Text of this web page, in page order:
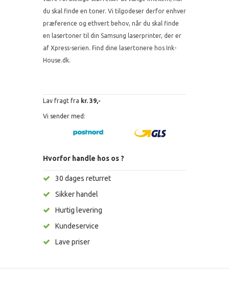
du skal finde en toner. Vi tilgodeser derfor enhver
præference og ethvert behov, når du skal finde
en lasertoner til din Samsung laserprinter, der er
af Xpress-serien. Find dine lasertonere hos Ink-
House.dk.
Lav fragt fra kr. 39,-
Vi sender med:
Hvorfor handle hos os ?
30 dages returret
Sikker handel
Hurtig levering
Kundeservice
Lave priser